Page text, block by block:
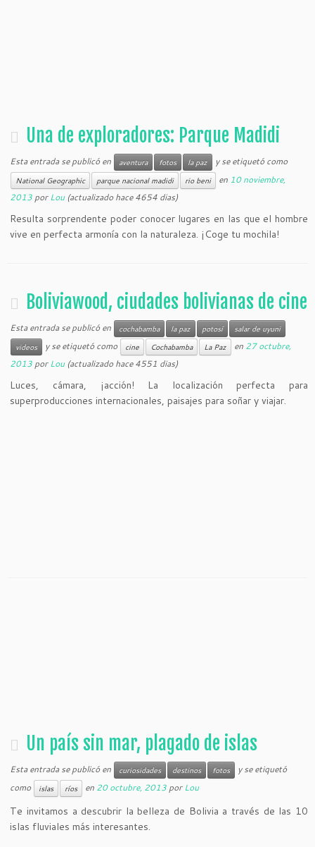
Una de exploradores: Parque Madidi
Esta entrada se publicó en aventura fotos la paz y se etiquetó como
National Geographic parque nacional madidi rio beni en 10 noviembre,
2013 porLou(actualizado hace 4654 dias)
Resulta sorprendente poder conocer lugares en las que el hombre
vive en perfecta armonía con la naturaleza. ¡Coge tu mochila!
Boliviawood, ciudades bolivianas de cine
Esta entrada se publicó en cochabamba la paz potosí
salar de uyuni
videos
y se etiquetó como cine Cochabamba La Paz en 27 octubre,
2013 porLou(actualizado hace 4551 dias)
Luces, cámara, ¡acción! La localización perfecta para
superproducciones internacionales, paisajes para soñar y viajar.
Un país sin mar, plagado de islas
Esta entrada se publicó en curiosidades destinos fotos
y se etiquetó
como
islas ríos en 20 octubre, 2013 porLou
Te invitamos a descubrir la belleza de Bolivia a través de las 10
islas fluviales más interesantes.